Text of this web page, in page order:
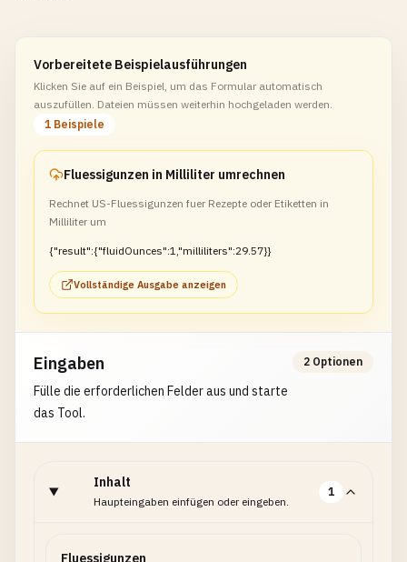
Vorbereitete Beispielausführungen
Klicken Sie auf ein Beispiel, um das Formular automatisch
auszufüllen. Dateien müssen weiterhin hochgeladen werden.
1 Beispiele
Fluessigunzen in Milliliter umrechnen
Rechnet US-Fluessigunzen fuer Rezepte oder Etiketten in
Milliliter um
{"result":{"fluidOunces":1,"milliliters":29.57}}
Vollständige Ausgabe anzeigen
Eingaben
Fülle die erforderlichen Felder aus und starte
das Tool.
2 Optionen
Inhalt
Haupteingaben einfügen oder eingeben.
1
Fluessigunzen